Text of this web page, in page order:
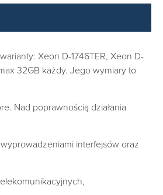
Xeon D-1746TER, Xeon D-
32GB każdy. Jego wymiary to
Nad poprawnością działania
interfejsów oraz